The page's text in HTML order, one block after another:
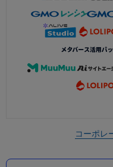
コーポレ